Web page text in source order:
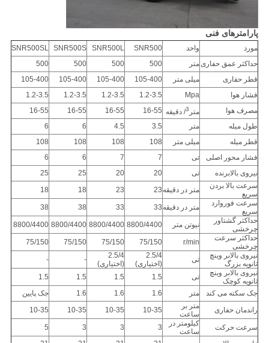
پارامترهای فنی
مورد واحد SNR500
SNR500L
SNR500S
SNR500SL
حداکثر عمق حفاریمتر 500
500
500
500
قطر حفاری
میلی متر 105-400
105-400
105-400
105-400
فشار هوا
Mpa
1.2-3.5
1.2-3.5
1.2-3.5
1.2-3.5
مصرف هوا
متر 3/ دقیقه 16-55
16-55
16-55
16-55
طول میله
متر 3.5
4.5
6
6
قطر میله
میلی متر 108
108
108
108
فشار محور اصلی
تی 7
7
6
6
نیروی بالابرنده
تی 20
20
25
25
سرعت بالا بردن
سریع
متر در دقیقه 23
23
18
18
سرعت فوروارد
سریع
متر در دقیقه 33
33
38
38
حداکثر گشتاور
چرخشی
نیوتن متر 8800/4400
8800/4400
8800/4400
8800/4400
حداکثر سرعت
چرخشی
r/min
75/150
75/150
75/150
75/150
نیروی بالابر وینچ
ثانویه بزرگ
تی
2.5/4
(اختیاری)
2.5/4
(اختیاری)
-
-
نیروی بالابر وینچ
ثانویه کوچک
تی 1.5
1.5
1.5
1.5
جک سکته می کند
متر 1.6
1.6
1.6
جک پایین
راندمان حفاری
متر بر
ساعت
10-35
10-35
10-35
10-35
سرعت حرکت
کیلومتر در
ساعت
3
3
3
5